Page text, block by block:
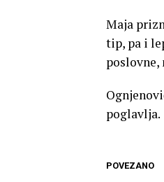
Maja
tip, pa i
poslovne,
poglavlja.
POVEZANO